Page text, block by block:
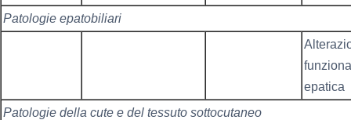
Patologie epatobiliari
epatica
Patologie della cute e del tessuto sottocutaneo